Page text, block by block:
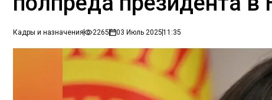
Кадры и назначения 2265 03 Июль 202511:35